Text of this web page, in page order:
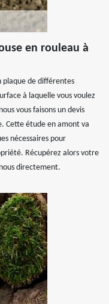
en rouleau à
plaque de différentes
à laquelle vous voulez
vous faisons un devis
Cette étude en amont va
nécessaires pour
Récupérez alors votre
directement.